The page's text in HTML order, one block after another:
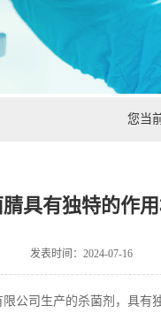
您当
具有独特的作
发表时间：2024-07-16
公司生产的杀菌剂，具有